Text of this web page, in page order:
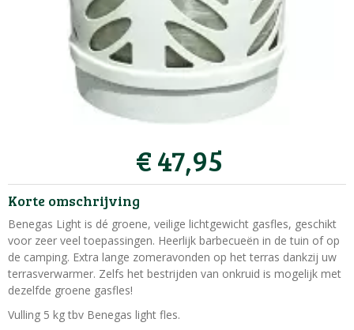
€47,95
Korte omschrijving
Benegas Light is dé groene, veilige lichtgewicht gasfles, geschikt
voor zeer veel toepassingen. Heerlijk barbecueën in de tuin of op
de camping. Extra lange zomeravonden op het terras dankzij uw
terrasverwarmer. Zelfs het bestrijden van onkruid is mogelijk met
dezelfde groene gasfles!
Vulling 5 kg tbv Benegas light fles.